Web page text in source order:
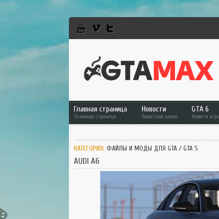
Главная страница
Основная страница
Новости
Новостной архив
GTA 6
GTA 5
GTA Online
RDR 2
GTA 6
Новости
КАТЕГОРИЯ: ФАЙЛЫ И МОДЫ ДЛЯ GTA /GTA 5
AUDI A6